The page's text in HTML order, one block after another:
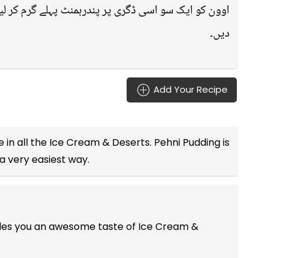
اوون کو ایک سو اسی ڈگری پر پندرہمنٹ پہلے گرم
دیں۔
Add Your Recipe
in all the Ice Cream & Deserts. Pehni Pudding is
very easiest way.
you an awesome taste of Ice Cream &